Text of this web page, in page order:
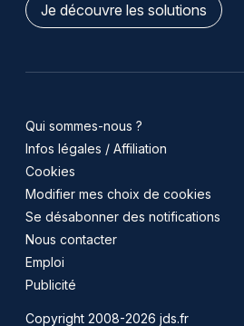
Je découvre les solutions
Qui sommes-nous ?
Infos légales / Affiliation
Cookies
Modifier mes choix de cookies
Se désabonner des notifications
Nous contacter
Emploi
Publicité
Copyright 2008-2026 jds.fr